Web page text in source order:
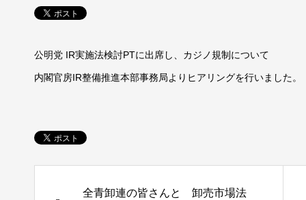
公明党 IR実施法検討PTに出席し、カジノ規制について
内閣官房IR整備推進本部事務局よりヒアリングを行いました。
全青卸連の皆さんと 卸売市場法